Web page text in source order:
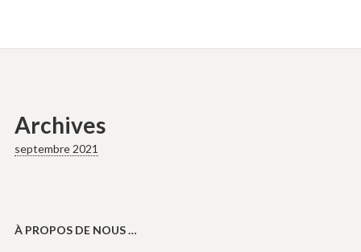
Archives
septembre 2021
À PROPOS DE NOUS …